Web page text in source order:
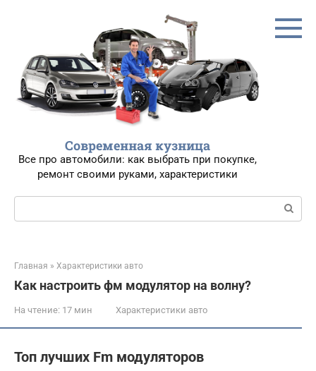
Современная кузница
Все про автомобили: как выбрать при покупке,
ремонт своими руками, характеристики
Поиск:
Главная » Характеристики авто
Как настроить фм модулятор на волну?
На чтение: 17 мин Характеристики авто
Топ лучших Fm модуляторов